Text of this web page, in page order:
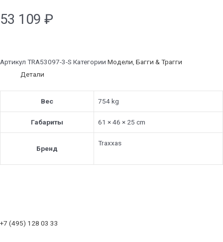
53 109 ₽
Артикул TRA53097-3-S Категории Модели Багги & Трагги
Детали
Вес 754 kg
Габариты 61 × 46 × 25 cm
Бренд
Traxxas
+7 (495) 128 03 33